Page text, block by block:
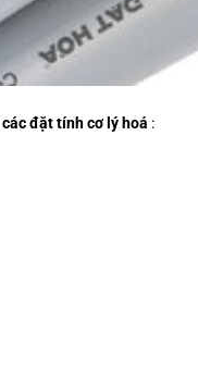
đặt tính cơ lý hoá :